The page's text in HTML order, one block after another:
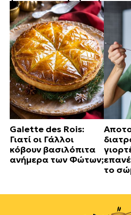
Galette des Rois:
Γιατί οι Γάλλοι
κόβουν βασιλόπιτα
ανήμερα των Φώτων;
το